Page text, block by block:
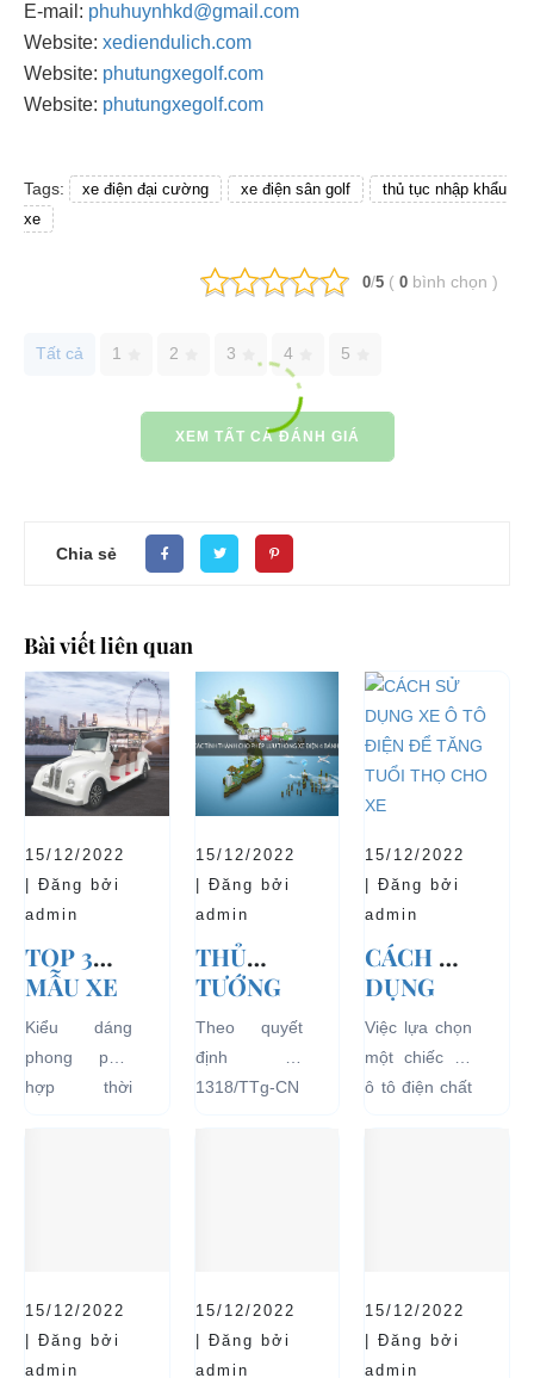
E-mail: phuhuynhkd@gmail.com
Website: xediendulich.com
Website: phutungxegolf.com
Website: phutungxegolf.com
Tags: xe điện đại cường xe điện sân golf
thủ tục nhập khẩu
xe
0/5 ( 0 bình chọn )
Tất cả 1 2 3 4 5
XEM TẤT CẢ ĐÁNH GIÁ
Chia sẻ
Bài viết liên quan
15/12/2022
| Đăng bởi
admin
TOP 3
MẪU XE
Ô TÔ
ĐIỆN
THỊNH
HÀNH VÀ
Kiểu dáng
phong phú,
hợp thời
những ưu...
15/12/2022
| Đăng bởi
admin
THỦ
TƯỚNG
CHÍNH
PHỦ
ĐỒNG Ý
TẠI CÁC
KHU VỰC
Theo quyết
định số
1318/TTg-CN
chạy bằng
15/12/2022
| Đăng bởi
admin
CÁCH SỬ
DỤNG
XE Ô TÔ
ĐIỆN ĐỂ
TĂNG
TUỔI
Việc lựa chọn
một chiếc xe
ô tô điện chất
15/12/2022
| Đăng bởi
admin
15/12/2022
| Đăng bởi
admin
15/12/2022
| Đăng bởi
admin